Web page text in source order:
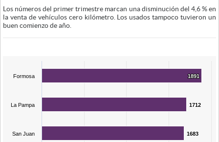
Los números del primer trimestre marcan una disminución del 4,6 % en
la venta de vehículos cero kilómetro. Los usados tampoco tuvieron un
buen comienzo de año.
1891
1891
1712
1712
1683
1683
Formosa
La Pampa
San Juan